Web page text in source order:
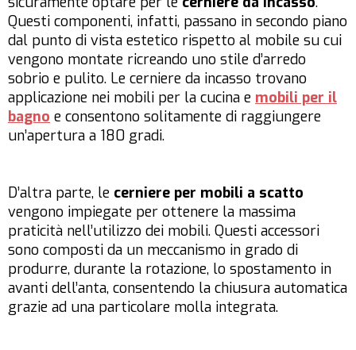
Questi componenti, infatti, passano in secondo piano
dal punto di vista estetico rispetto al mobile su cui
vengono montate ricreando uno stile d’arredo
sobrio e pulito. Le cerniere da incasso trovano
applicazione nei mobili per la cucina e mobili per il
bagno e consentono solitamente di raggiungere
un’apertura a 180 gradi.
D’altra parte, le cerniere per mobili a scatto
vengono impiegate per ottenere la massima
praticità nell’utilizzo dei mobili. Questi accessori
sono composti da un meccanismo in grado di
produrre, durante la rotazione, lo spostamento in
avanti dell’anta, consentendo la chiusura automatica
grazie ad una particolare molla integrata.